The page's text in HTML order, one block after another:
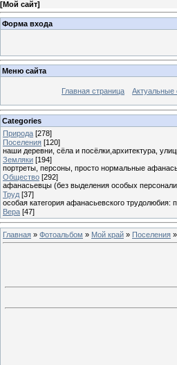
[Мой сайт]
Форма входа
Меню сайта
Главная страница Актуальные
Categories
Природа [278]
Поселения [120]
наши деревни, сёла и посёлки,архитектура,
Земляки [194]
портреты, персоны, просто нормальные
Общество [292]
афанасьевцы (без выделения особых
Труд [37]
особая категория афанасьевского трудолюбия:
Вера [47]
Главная » Фотоальбом » Мой край » Поселения